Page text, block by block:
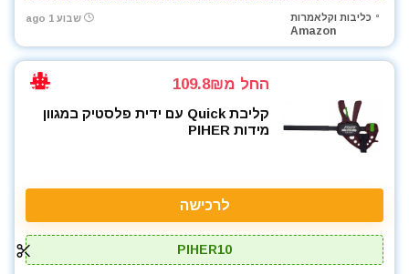
כליבות וקלאמרות
Amazon
שבוע 1 ago
החל מ109.8₪
קליבת Quick עם ידית פלסטיק במגוון
מידות PIHER
לרכישה
PIHER10